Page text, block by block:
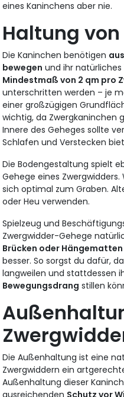
eines Kaninchens aber nie.
Haltung
Die Kaninchen benötigen
bewegen und ihr natürliches
Mindestmaß von 2 qm pro
unterschritten werden – je
einer großzügigen
wichtig, da Zwergkaninchen
Innere des Geheges sollte
Schlafen und Verstecken
Die Bodengestaltung spielt
Gehege eines Zwergwidders.
sich optimal zum Graben.
oder Heu verwenden.
Spielzeug und
Zwergwidder-Gehege
Brücken oder Hängematten
besser. So sorgst du dafür,
langweilen und stattdessen
Bewegungsdrang stillen
Die Außenhaltung ist eine
Zwergwiddern ein
Außenhaltung dieser
ausreichenden Schutz vor